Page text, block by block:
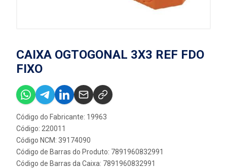
CAIXA OGTOGONAL 3X3 REF FDO
FIXO
Código do Fabricante: 19963
Código: 220011
Código NCM: 39174090
Código de Barras do Produto: 7891960832991
Código de Barras da Caixa: 7891960832991